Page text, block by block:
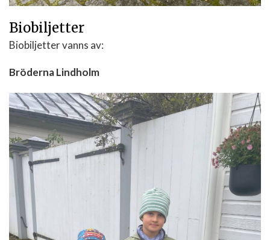
Biobiljetter
Biobiljetter vanns av:
Bröderna Lindholm